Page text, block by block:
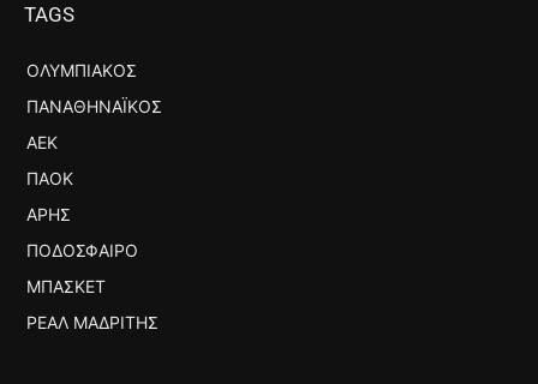
TAGS
ΟΛΥΜΠΙΑΚΌΣ
ΠΑΝΑΘΗΝΑΪΚΌΣ
ΑΕΚ
ΠΑΟΚ
ΆΡΗΣ
ΠΟΔΌΣΦΑΙΡΟ
ΜΠΆΣΚΕΤ
ΡΕΆΛ ΜΑΔΡΊΤΗΣ